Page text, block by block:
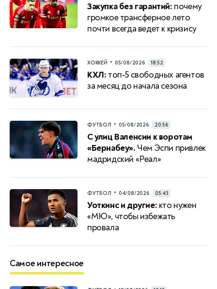
Закупка без гарантий: почему
громкое трансферное лето
почти всегда ведет к кризису
ХОККЕЙ • 05/08/2026 18:52
КХЛ: топ-5 свободных агентов
за месяц до начала сезона
ФУТБОЛ • 05/08/2026 20:56
С улиц Валенсии к воротам
«Бернабеу». Чем Эспи привлек
мадридский «Реал»
ФУТБОЛ • 04/08/2026 05:43
Уоткинс и другие: кто нужен
«МЮ», чтобы избежать
провала
Самое интересное